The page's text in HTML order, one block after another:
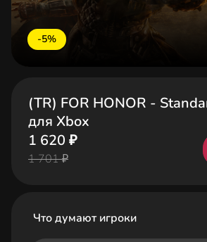
-5%
(TR) FOR HONOR -
для Xbox
1 620 ₽
1 701 ₽
Что думают игроки